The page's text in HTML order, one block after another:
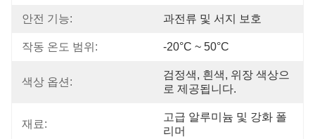
안전 기능: 과전류 및 서지 보호
작동 온도 범위: -20°C ~ 50°C
색상 옵션:
검정색, 흰색, 위장 색상으
로 제공됩니다.
재료:
고급 알루미늄 및 강화 폴
리머